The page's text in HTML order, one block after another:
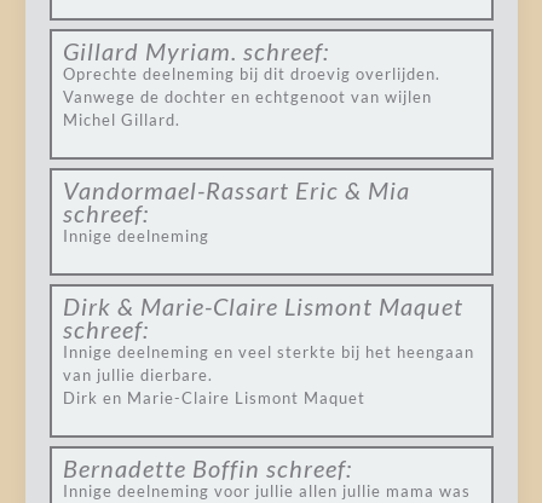
Gillard Myriam. schreef:
Oprechte deelneming bij dit droevig overlijden.
Vanwege de dochter en echtgenoot van wijlen
Michel Gillard.
Vandormael-Rassart Eric & Mia
schreef:
Innige deelneming
Dirk & Marie-Claire Lismont Maquet
schreef:
Innige deelneming en veel sterkte bij het heengaan
van jullie dierbare.
Dirk en Marie-Claire Lismont Maquet
Bernadette Boffin schreef:
Innige deelneming voor jullie allen jullie mama was